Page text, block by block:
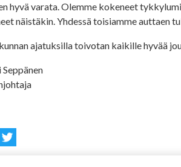
hyvä varata. Olemme kokeneet
näistäkin. Yhdessä toisiamme auttaen
ajatuksilla toivotan kaikille hyvää